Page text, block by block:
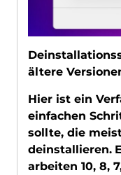
ältere
Hier ist ein
einfachen
sollte, die
deinstallieren.
arbeiten 10, 8,